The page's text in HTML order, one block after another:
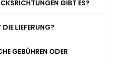
GIBT ES?
LIEFERUNG?
GEBÜHREN ODER